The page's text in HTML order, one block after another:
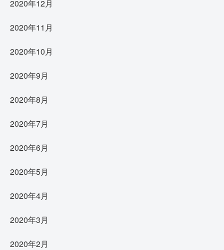
2020年12月
2020年11月
2020年10月
2020年9月
2020年8月
2020年7月
2020年6月
2020年5月
2020年4月
2020年3月
2020年2月